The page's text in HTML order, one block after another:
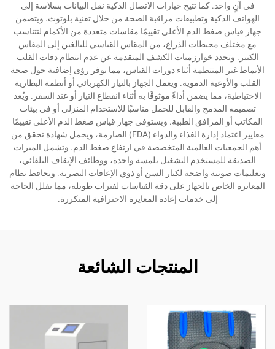
في آنٍ واحد. كما تتيح خيارات الاتصال الذكية نقل البيانات بسلاسة إلى
الهواتف الذكية وتطبيقات مراقبة الصحة من خلال تقنية بلوتوث. ويتضمن
جهاز قياس ضغط الدم الأعلى تقييمًا مقاسات متعددة من الأكمام لتتناسب
مع مختلف محيطات الذراع، من المقاس القياسي للبالغين إلى المقاس
الكبير. وتحدد خوارزميات الكشف المتقدمة عن عدم انتظام دقات القلب
الأنماط غير المنتظمة أثناء دورات القياس، مما يوفر رؤى إضافية حول صحة
القلب والأوعية الدموية. ويعمل الجهاز بالتيار الكهربائي أو أنظمة البطارية
الاحتياطية، مما يضمن أداءً موثوقًا به أثناء انقطاع التيار أو عند السفر. ويُعد
تصميمه المدمج والقابل للحمل مناسبًا للاستخدام المنزلي أو في بيئات
المكاتب أو المرافق الطبية. ويستوفي جهاز قياس ضغط الدم الأعلى تقييمًا
معايير اعتماد إدارة الغذاء والدواء (FDA) الصارمة، ويحمل شهادة تحقق من
أهم الجمعيات العالمية المتخصصة في ارتفاع ضغط الدم. وتشمل الميزات
الصديقة للمستخدم التشغيل بلمسة واحدة، ووظائف الإيقاف التلقائي،
وتعليمات صوتية واضحة لكبار السن أو ذوي الإعاقات البصرية. ويحافظ نظام
المعايرة الخاص بالجهاز على دقة القياسات لفترات طويلة، مما يقلل الحاجة
إلى خدمات إعادة المعايرة الاحترافية المتكررة.
المنتجات الشائعة